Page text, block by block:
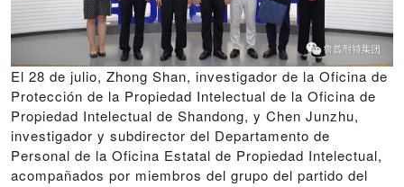
El 28 de julio, Zhong Shan, investigador de la Oficina de
Protección de la Propiedad Intelectual de la Oficina de
Propiedad Intelectual de Shandong, y Chen Junzhu,
investigador y subdirector del Departamento de
Personal de la Oficina Estatal de Propiedad Intelectual,
acompañados por miembros del grupo del partido del